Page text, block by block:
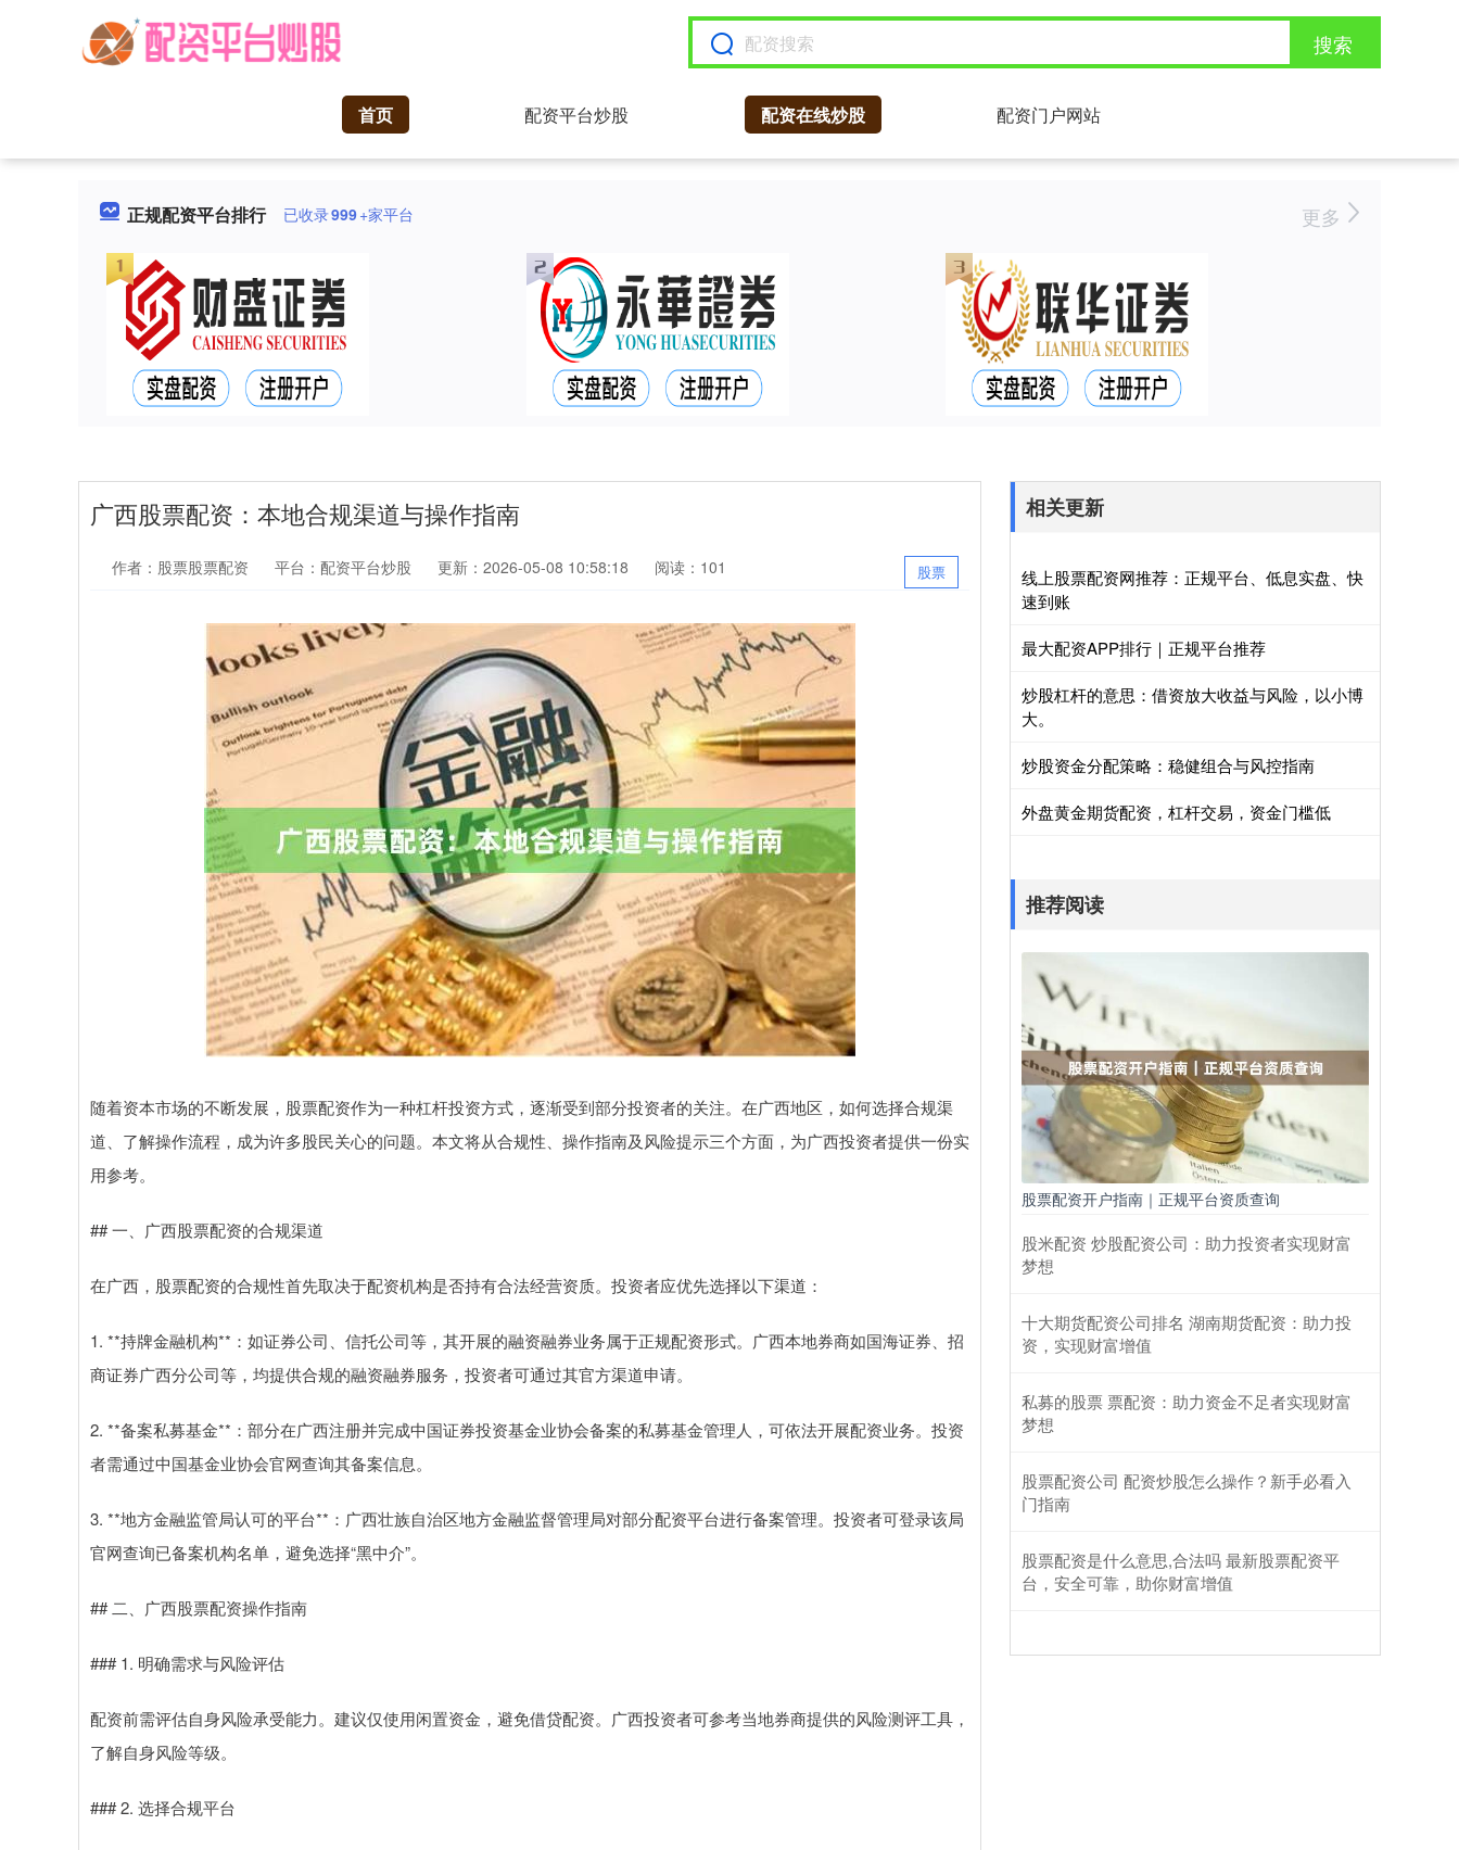
搜索
首页 配资平台炒股 配资在线炒股 配资门户网站
正规配资平台排行 已收录999+家平台 更多
广西股票配资：本地合规渠道与操作指南
股票
作者：股票股票配资 平台：配资平台炒股 更新：2026-05-08 10:58:18 阅读：101
随着资本市场的不断发展，股票配资作为一种杠杆投资方式，逐渐受到部分投资者的关注。在广西地区，如何选择合规渠
道、了解操作流程，成为许多股民关心的问题。本文将从合规性、操作指南及风险提示三个方面，为广西投资者提供一份实
用参考。
## 一、广西股票配资的合规渠道
在广西，股票配资的合规性首先取决于配资机构是否持有合法经营资质。投资者应优先选择以下渠道：
1. **持牌金融机构**：如证券公司、信托公司等，其开展的融资融券业务属于正规配资形式。广西本地券商如国海证券、招
商证券广西分公司等，均提供合规的融资融券服务，投资者可通过其官方渠道申请。
2. **备案私募基金**：部分在广西注册并完成中国证券投资基金业协会备案的私募基金管理人，可依法开展配资业务。投资
者需通过中国基金业协会官网查询其备案信息。
3. **地方金融监管局认可的平台**：广西壮族自治区地方金融监督管理局对部分配资平台进行备案管理。投资者可登录该局
官网查询已备案机构名单，避免选择“黑中介”。
## 二、广西股票配资操作指南
### 1. 明确需求与风险评估
配资前需评估自身风险承受能力。建议仅使用闲置资金，避免借贷配资。广西投资者可参考当地券商提供的风险测评工具，
了解自身风险等级。
### 2. 选择合规平台
相关更新
线上股票配资网推荐：正规平台、低息实盘、快
速到账
最大配资APP排行｜正规平台推荐
炒股杠杆的意思：借资放大收益与风险，以小博
大。
炒股资金分配策略：稳健组合与风控指南
外盘黄金期货配资，杠杆交易，资金门槛低
推荐阅读
股票配资开户指南｜正规平台资质查询
股米配资 炒股配资公司：助力投资者实现财富
梦想
十大期货配资公司排名 湖南期货配资：助力投
资，实现财富增值
私募的股票 票配资：助力资金不足者实现财富
梦想
股票配资公司 配资炒股怎么操作？新手必看入
门指南
股票配资是什么意思,合法吗 最新股票配资平
台，安全可靠，助你财富增值